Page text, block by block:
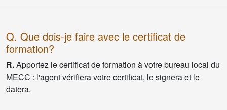
Q. Que dois-je faire avec le certificat de
formation?
R.Apportez le certificat de formation à votre bureau local du
MECC : l'agent vérifiera votre certificat, le signera et le
datera.